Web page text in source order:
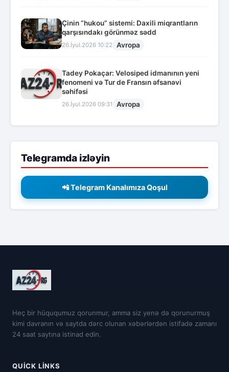
Çinin “hukou” sistemi: Daxili miqrantların
qarşısındakı görünməz sədd
26.İyul.2026 10:22 Avropa
Tadey Pokaçar: Velosiped idmanının yeni
fenomeni və Tur de Fransın əfsanəvi
səhifəsi
26.İyul.2026 09:31 Avropa
Telegramda izləyin
📲 Telegram Kanalımıza Qoşul
Heç bir hüququmuz qorunmur, amma siz yenə də qorunurmuş
kimi davranın və saytda dərc olunan xəbərlərdən istifadə zamanı
24 saat saytına istinad edin.
QUICK LINKS